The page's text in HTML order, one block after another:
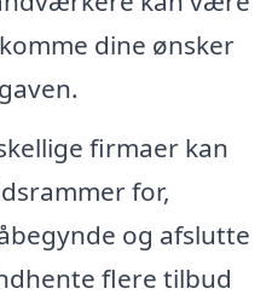
dine ønsker
firmaer kan
for,
og afslutte
flere tilbud